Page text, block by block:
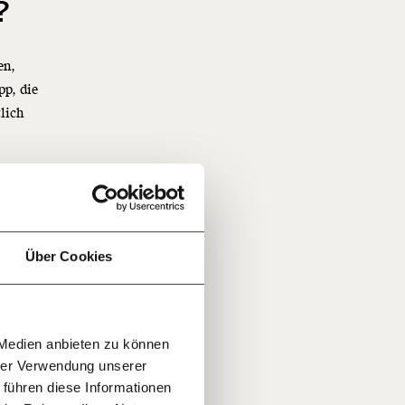
Über Cookies
anbieten zu können
Verwendung unserer
diese Informationen
die
100€ €
die